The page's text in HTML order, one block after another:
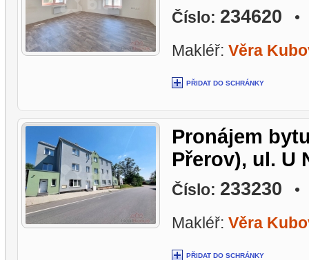
Číslo: 234620 •
Makléř: Věra
PŘIDAT DO SCHRÁNKY
Pronájem
Přerov), ul. U
Číslo: 233230 •
Makléř: Věra
PŘIDAT DO SCHRÁNKY